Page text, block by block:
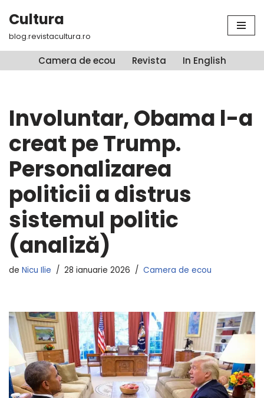
Sari
conținut
Cultura
blog.revistacultura.ro
Camera de ecou Revista In English
Involuntar, Obama l-a
creat pe Trump.
Personalizarea
politicii a distrus
sistemul politic
(analiză)
de Nicu Ilie 28 ianuarie 2026 Camera de ecou